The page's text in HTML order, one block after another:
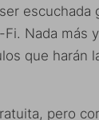
escuchada
Nada más
que harán
pero